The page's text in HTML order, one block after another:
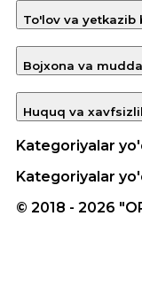
To'lov va yetkazib
Bojxona va
Huquq va
Kategoriyalar
Kategoriyalar
© 2018 - 2026